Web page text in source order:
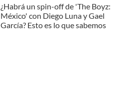
¿Habrá un spin-off de 'The Boyz:
México' con Diego Luna y Gael
García? Esto es lo que sabemos